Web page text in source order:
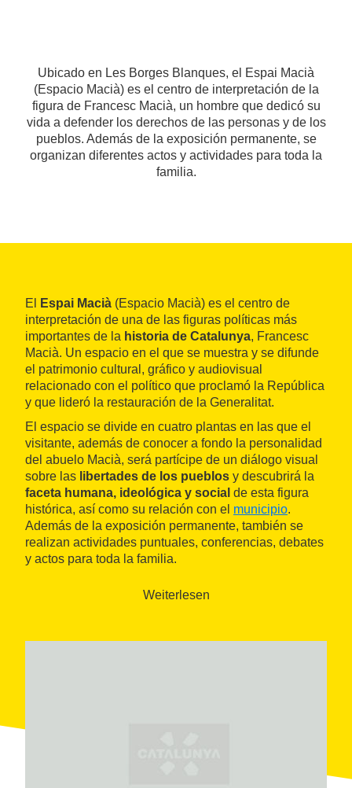
Ubicado en Les Borges Blanques, el Espai Macià
(Espacio Macià) es el centro de interpretación de la
figura de Francesc Macià, un hombre que dedicó su
vida a defender los derechos de las personas y de los
pueblos. Además de la exposición permanente, se
organizan diferentes actos y actividades para toda la
familia.
El Espai Macià (Espacio Macià) es el centro de
interpretación de una de las figuras políticas más
importantes de la historia de Catalunya, Francesc
Macià. Un espacio en el que se muestra y se difunde
el patrimonio cultural, gráfico y audiovisual
relacionado con el político que proclamó la República
y que lideró la restauración de la Generalitat.
El espacio se divide en cuatro plantas en las que el
visitante, además de conocer a fondo la personalidad
del abuelo Macià, será partícipe de un diálogo visual
sobre las libertades de los pueblos y descubrirá la
faceta humana, ideológica y social de esta figura
histórica, así como su relación con el municipio.
Además de la exposición permanente, también se
realizan actividades puntuales, conferencias, debates
y actos para toda la familia.
Weiterlesen